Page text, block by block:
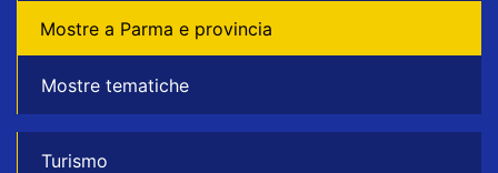
Mostre a Parma e provincia
Mostre tematiche
Turismo